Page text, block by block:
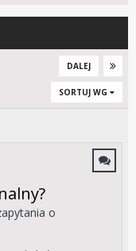
DALEJ
SORTUJ WG
o